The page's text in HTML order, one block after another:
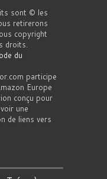
sont © les
retirerons
copyright
droits.
du
participe
Europe
conçu pour
une
de liens vers